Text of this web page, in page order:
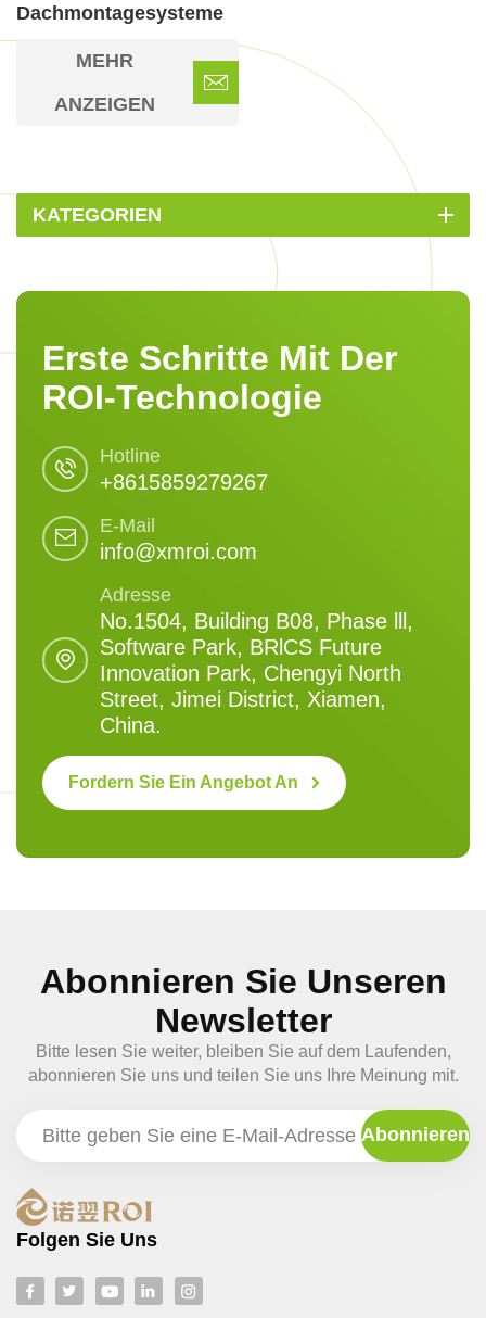
Dachmontagesysteme
MEHR
ANZEIGEN
KATEGORIEN
Erste Schritte Mit Der
ROI-Technologie
Hotline
+8615859279267
E-Mail
info@xmroi.com
Adresse
No.1504, Building B08, Phase lll,
Software Park, BRlCS Future
Innovation Park, Chengyi North
Street, Jimei District, Xiamen,
China.
Fordern Sie Ein Angebot An
Abonnieren Sie Unseren
Newsletter
Bitte lesen Sie weiter, bleiben Sie auf dem Laufenden,
abonnieren Sie uns und teilen Sie uns Ihre Meinung mit.
Folgen Sie Uns